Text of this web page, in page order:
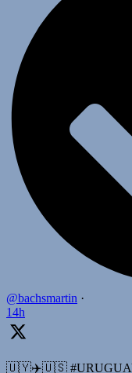
@bachsmartin ·
14h
🇺🇾✈️🇺🇸